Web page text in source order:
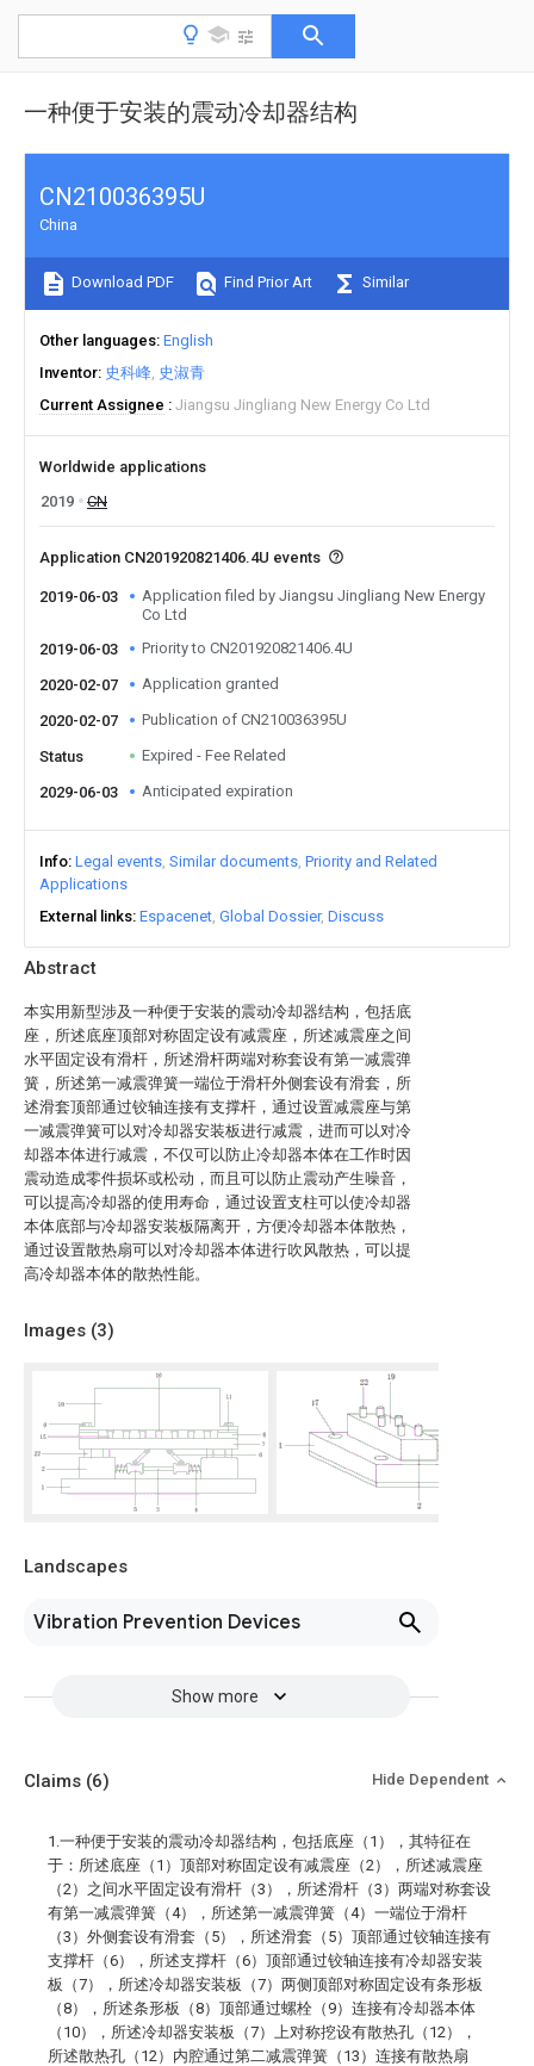
一种便于安装的震动冷却器结构
Abstract
本实用新型涉及一种便于安装的震动冷却器结构，包括底
座，所述底座顶部对称固定设有减震座，所述减震座之间
水平固定设有滑杆，所述滑杆两端对称套设有第一减震弹
簧，所述第一减震弹簧一端位于滑杆外侧套设有滑套，所
述滑套顶部通过铰轴连接有支撑杆，通过设置减震座与第
一减震弹簧可以对冷却器安装板进行减震，进而可以对冷
却器本体进行减震，不仅可以防止冷却器本体在工作时因
震动造成零件损坏或松动，而且可以防止震动产生噪音，
可以提高冷却器的使用寿命，通过设置支柱可以使冷却器
本体底部与冷却器安装板隔离开，方便冷却器本体散热，
通过设置散热扇可以对冷却器本体进行吹风散热，可以提
高冷却器本体的散热性能。
Images (3)
Landscapes
Vibration Prevention Devices
Show more
CN210036395U
China
Download PDF Find Prior Art Similar
Other languages English
Inventor 史科峰 史淑青
Current Assignee
Jiangsu Jingliang New Energy Co Ltd
Worldwide applications
2019
CN
Application CN201920821406.4U events
2019-06-03
Application filed by Jiangsu Jingliang New Energy
Co Ltd
2019-06-03
Priority to CN201920821406.4U
2020-02-07 Application granted
2020-02-07 Publication of CN210036395U
Status Expired - Fee Related
2029-06-03 Anticipated expiration
Info Legal events Similar documents Priority and Related
Applications
External links Espacenet Global Dossier Discuss
Claims (6) Hide Dependent
1.一种便于安装的震动冷却器结构，包括底座（1），其特征在
于：所述底座（1）顶部对称固定设有减震座（2），所述减震座
（2）之间水平固定设有滑杆（3），所述滑杆（3）两端对称套设
有第一减震弹簧（4），所述第一减震弹簧（4）一端位于滑杆
（3）外侧套设有滑套（5），所述滑套（5）顶部通过铰轴连接有
支撑杆（6），所述支撑杆（6）顶部通过铰轴连接有冷却器安装
板（7），所述冷却器安装板（7）两侧顶部对称固定设有条形板
（8），所述条形板（8）顶部通过螺栓（9）连接有冷却器本体
（10），所述冷却器安装板（7）上对称挖设有散热孔（12），
所述散热孔（12）内腔通过第二减震弹簧（13）连接有散热扇